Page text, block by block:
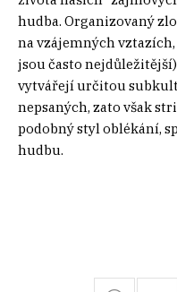
hudba. Organizovaný
na vzájemných
jsou často
vytvářejí určitou
nepsaných, zato však
podobný styl oblékání,
hudbu.